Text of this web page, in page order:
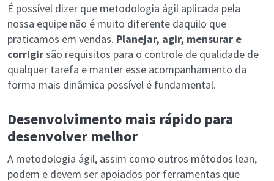
É possível dizer que metodologia ágil aplicada pela
nossa equipe não é muito diferente daquilo que
praticamos em vendas. Planejar, agir, mensurar e
corrigirsão requisitos para o controle de qualidade de
qualquer tarefa e manter esse acompanhamento da
forma mais dinâmica possível é fundamental.
Desenvolvimento mais rápido para
desenvolver melhor
A metodologia ágil, assim como outros métodos lean,
podem e devem ser apoiados por ferramentas que